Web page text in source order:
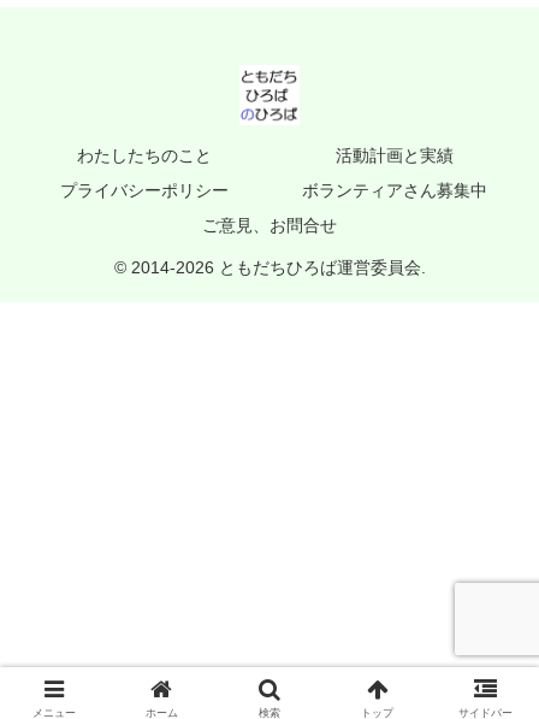
わたしたちのこと
活動計画と実績
プライバシーポリシー
ボランティアさん募集中
ご意見、お問合せ
© 2014-2026 ともだちひろば運営委員会.
メニュー ホーム 検索 トップ サイドバー